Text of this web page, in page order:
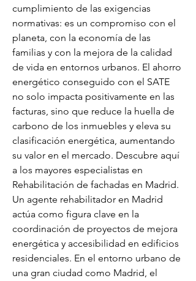
cumplimiento de las exigencias
normativas: es un compromiso con el
planeta, con la economía de las
familias y con la mejora de la calidad
de vida en entornos urbanos. El ahorro
energético conseguido con el SATE
no solo impacta positivamente en las
facturas, sino que reduce la huella de
carbono de los inmuebles y eleva su
clasificación energética, aumentando
su valor en el mercado. Descubre aquí
a los mayores especialistas en
Rehabilitación de fachadas en Madrid.
Un agente rehabilitador en Madrid
actúa como figura clave en la
coordinación de proyectos de mejora
energética y accesibilidad en edificios
residenciales. En el entorno urbano de
una gran ciudad como Madrid, el